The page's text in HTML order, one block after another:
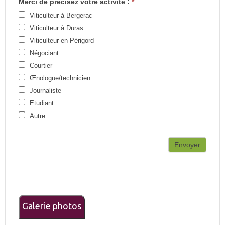
Merci de précisez votre activité : *
Viticulteur à Bergerac
Viticulteur à Duras
Viticulteur en Périgord
Négociant
Courtier
Œnologue/technicien
Journaliste
Etudiant
Autre
Envoyer
Galerie photos